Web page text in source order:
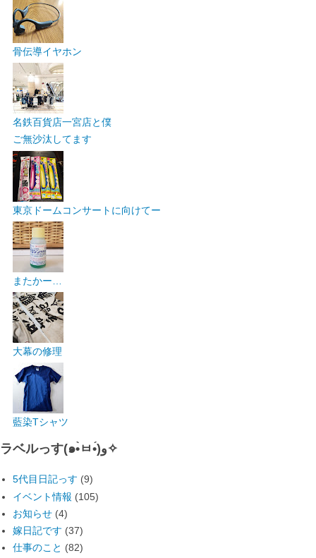
骨伝導イヤホン
名鉄百貨店一宮店と僕
ご無沙汰してます
東京ドームコンサートに向けてー
またかー…
大幕の修理
藍染Tシャツ
ラベルっす(๑•̀ㅂ•́)و✧
5代目日記っす (9)
イベント情報 (105)
お知らせ (4)
嫁日記です (37)
仕事のこと (82)